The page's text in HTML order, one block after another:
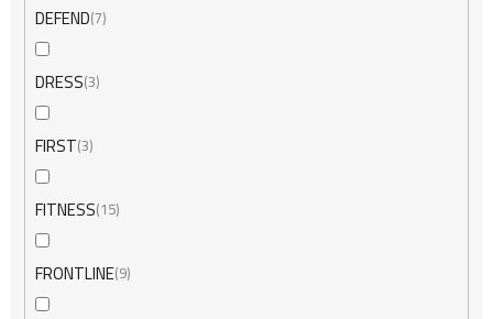
DEFEND 7
DRESS 3
FIRST 3
FITNESS 15
FRONTLINE 9